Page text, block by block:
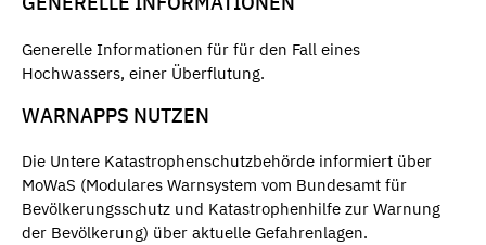
Generelle Informationen für für den Fall eines
Hochwassers, einer Überflutung.
WARNAPPS NUTZEN
Die Untere Katastrophenschutzbehörde informiert über
MoWaS (Modulares Warnsystem vom Bundesamt für
Bevölkerungsschutz und Katastrophenhilfe zur Warnung
der Bevölkerung) über aktuelle Gefahrenlagen.